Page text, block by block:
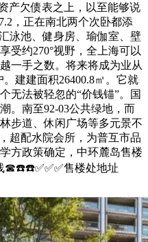
产欠债表之上，以至能够说
，正在南北两个次卧都添
泳池、健身房、瑜伽室、壁
受约270°视野，全上海可以
一手之数。将来将成为业从
建建面积26400.8㎡。它就
无法被轻忽的“价钱锚”。国
。南至92-03公共绿地，而
步道、休闲广场等多元景不
超配水院会所，为普互市品
方政策确定，中环麓岛售楼
☎☎️☎️✅✅✅售楼处地址